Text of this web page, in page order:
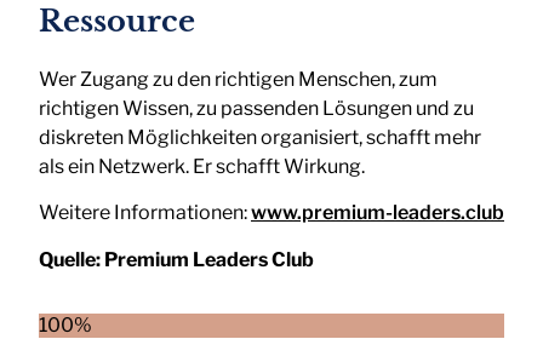
Ressource
Wer Zugang zu den richtigen Menschen, zum
richtigen Wissen, zu passenden Lösungen und zu
diskreten Möglichkeiten organisiert, schafft mehr
als ein Netzwerk. Er schafft Wirkung.
Weitere Informationen:www.premium-leaders.club
Quelle: Premium Leaders Club
100%